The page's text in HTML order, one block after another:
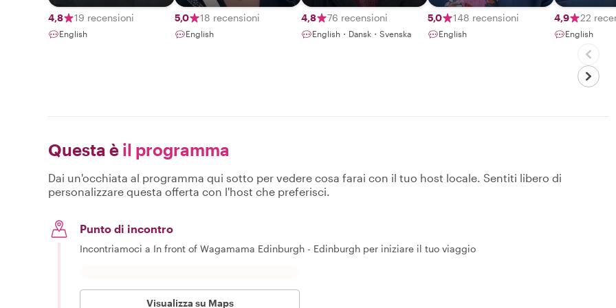
Local
4,8
19 recensioni
English
storyteller
5,0
18 recensioni
English
4,8 76 recensioni
English・Dansk・Svenska
5,0 148 recensioni
English
Edinburgh
you!
4,9 22
English
Questa è il programma
Dai un'occhiata al programma qui sotto per vedere cosa farai con il tuo host locale. Sentiti libero di
personalizzare questa offerta con l'host che preferisci.
Punto di incontro
Incontriamoci a In front of Wagamama Edinburgh - Edinburgh per iniziare il tuo viaggio
Visualizza su Maps